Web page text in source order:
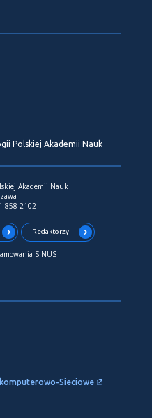
Polskiej Akademii Nauk
Akademii Nauk
858-2102
Redaktorzy
SINUS
Sieciowe